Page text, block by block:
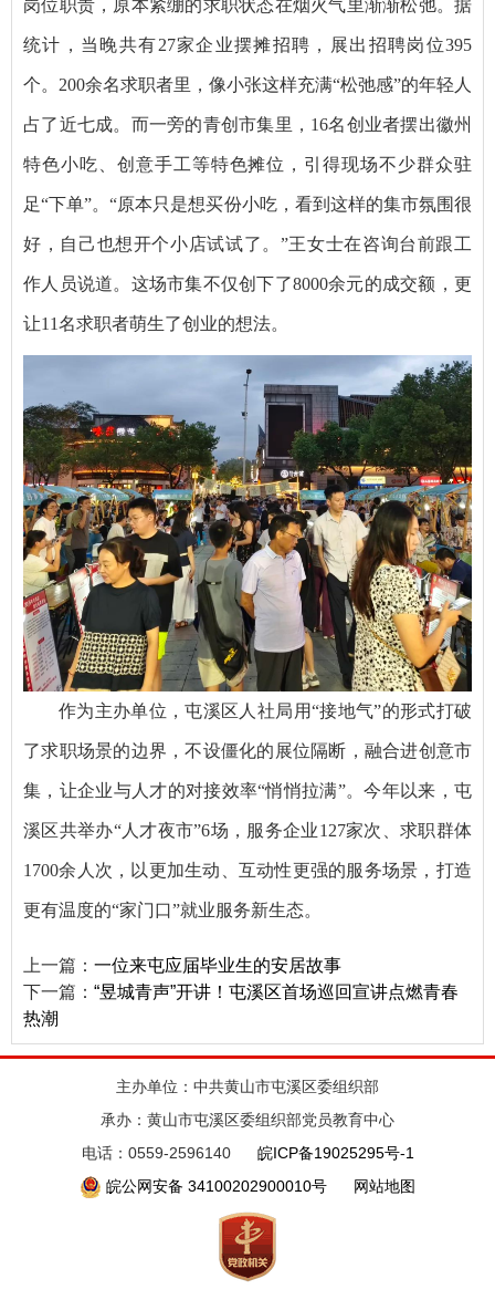
岗位职责，原本紧绷的求职状态在烟火气里渐渐松弛。据
统计，当晚共有27家企业摆摊招聘，展出招聘岗位395
个。200余名求职者里，像小张这样充满“松弛感”的年轻人
占了近七成。而一旁的青创市集里，16名创业者摆出徽州
特色小吃、创意手工等特色摊位，引得现场不少群众驻
足“下单”。“原本只是想买份小吃，看到这样的集市氛围很
好，自己也想开个小店试试了。”王女士在咨询台前跟工
作人员说道。这场市集不仅创下了8000余元的成交额，更
让11名求职者萌生了创业的想法。
作为主办单位，屯溪区人社局用“接地气”的形式打破
了求职场景的边界，不设僵化的展位隔断，融合进创意市
集，让企业与人才的对接效率“悄悄拉满”。今年以来，屯
溪区共举办“人才夜市”6场，服务企业127家次、求职群体
1700余人次，以更加生动、互动性更强的服务场景，打造
更有温度的“家门口”就业服务新生态。
上一篇： 一位来屯应届毕业生的安居故事
下一篇： “昱城青声”开讲！屯溪区首场巡回宣讲点燃青春
热潮
主办单位：中共黄山市屯溪区委组织部
承办：黄山市屯溪区委组织部党员教育中心
电话：0559-2596140
皖ICP备19025295号-1
皖公网安备 34100202900010号
网站地图